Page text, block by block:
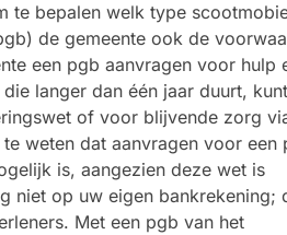
te bepalen welk type
de gemeente ook de
een pgb aanvragen voor hulp
langer dan één jaar duurt,
of voor blijvende zorg
weten dat aanvragen voor een
is, aangezien deze wet is
niet op uw eigen bankrekening;
Met een pgb van het